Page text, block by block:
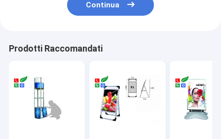
Continua
Prodotti Raccomandati